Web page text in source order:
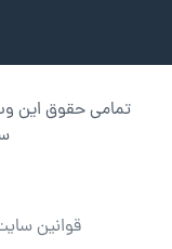
تمامی حقوق این
قوانین